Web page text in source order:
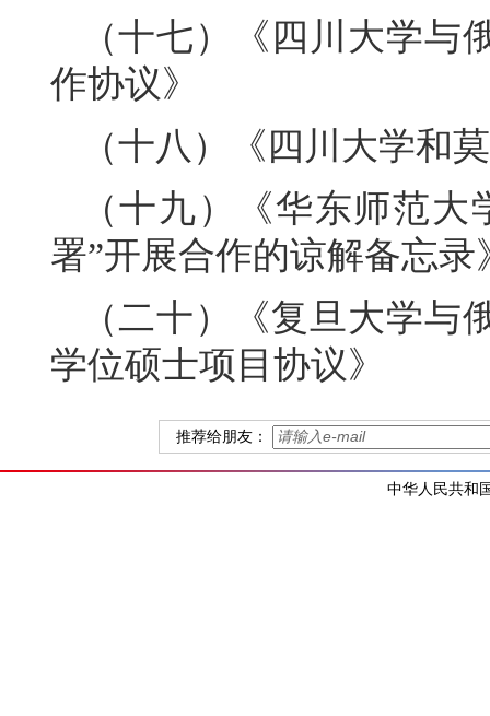
（十七）《四川大学
作协议》
（十八）《四川大学和
（十九）《华东师范
署”开展合作的谅解备忘录
（二十）《复旦大学
学位硕士项目协议》
推荐给朋友：
中华人民共和